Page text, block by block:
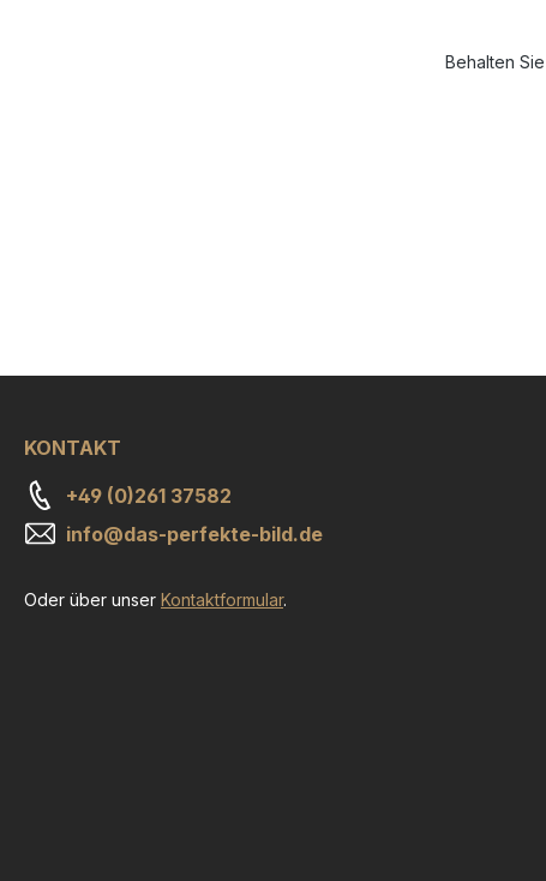
Behalten
KONTAKT
+49 (0)261 37582
info@das-perfekte-bild.de
Oder über unser Kontaktformular.